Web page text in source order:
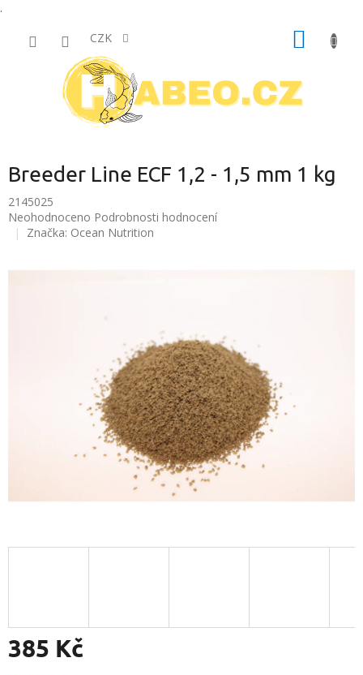
.
CZK
Breeder Line ECF 1,2 - 1,5 mm 1 kg
2145025
Průměrné
hodnocení
Neohodnoceno Podrobnosti hodnocení
Značka: Ocean Nutrition
385 Kč